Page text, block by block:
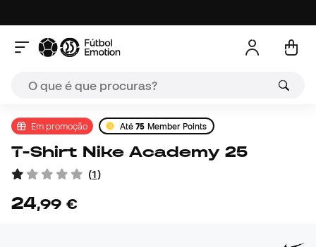
Em promoção Até75 Member Points
T-Shirt Nike Academy 25
(1)
24,99 €